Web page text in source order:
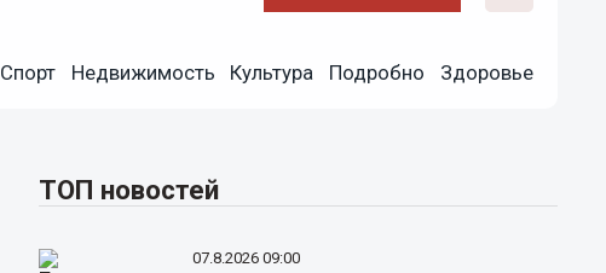
Спорт Недвижимость Культура Подробно Здоровье
ТОП новостей
07.8.2026 09:00